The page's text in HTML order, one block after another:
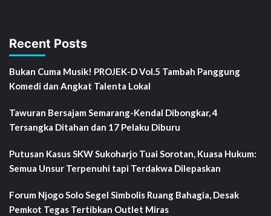
Recent Posts
Bukan Cuma Musik! PROJEK-D Vol.5 Tambah Panggung
Komedi dan Angkat Talenta Lokal
Tawuran Bersajam Semarang-Kendal Dibongkar, 4
Tersangka Ditahan dan 17 Pelaku Diburu
Putusan Kasus SKW Sukoharjo Tuai Sorotan, Kuasa Hukum:
Semua Unsur Terpenuhi tapi Terdakwa Dilepaskan
Forum Njogo Solo Segel Simbolis Ruang Bahagia, Desak
Pemkot Tegas Tertibkan Outlet Miras